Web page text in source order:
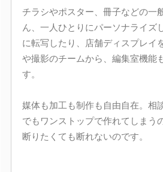
チラシやポスター、冊子などの一
ん、一人ひとりにパーソナライズ
に転写したり、店舗ディスプレイ
や撮影のチームから、編集室機能
す。
媒体も加工も制作も自由自在。相
でもワンストップで作れてしまう
断りたくても断れないのです。